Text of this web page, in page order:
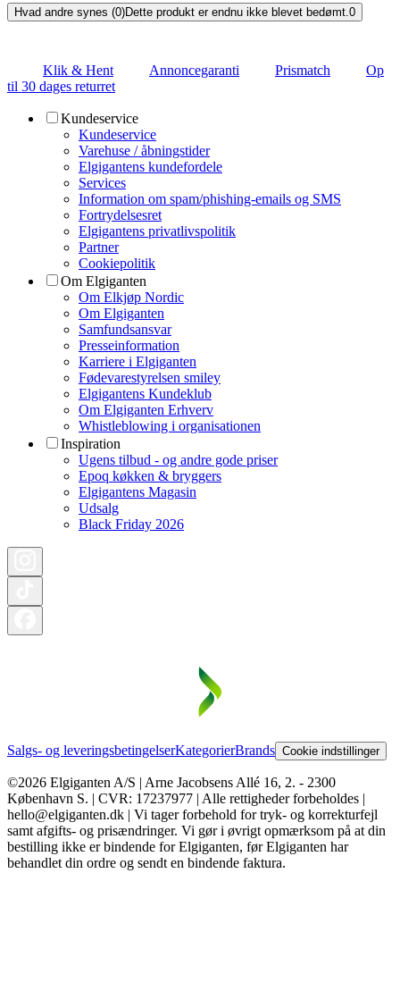
Hvad andre synes (0)Dette produkt er endnu ikke blevet bedømt.0
Klik & Hent Annoncegaranti Prismatch
Op
til 30 dages returret
Kundeservice
Kundeservice
Varehuse / åbningstider
Elgigantens kundefordele
Services
Information om spam/phishing-emails og SMS
Fortrydelsesret
Elgigantens privatlivspolitik
Partner
Cookiepolitik
Om Elgiganten
Om Elkjøp Nordic
Om Elgiganten
Samfundsansvar
Presseinformation
Karriere i Elgiganten
Fødevarestyrelsen smiley
Elgigantens Kundeklub
Om Elgiganten Erhverv
Whistleblowing i organisationen
Inspiration
Ugens tilbud - og andre gode priser
Epoq køkken & bryggers
Elgigantens Magasin
Udsalg
Black Friday 2026
Salgs- og leveringsbetingelserKategorierBrands Cookie indstillinger
©2026 Elgiganten A/S | Arne Jacobsens Allé 16, 2. - 2300
København S. | CVR: 17237977 | Alle rettigheder forbeholdes |
hello@elgiganten.dk | Vi tager forbehold for tryk- og korrekturfejl
samt afgifts- og prisændringer. Vi gør i øvrigt opmærksom på at din
bestilling ikke er bindende for Elgiganten, før Elgiganten har
behandlet din ordre og sendt en bindende faktura.